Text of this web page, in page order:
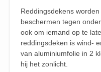
Reddingsdekens
beschermen tegen
ook om iemand op te
reddingsdeken is wind-
van aluminiumfolie in 2
hij het zonlicht.